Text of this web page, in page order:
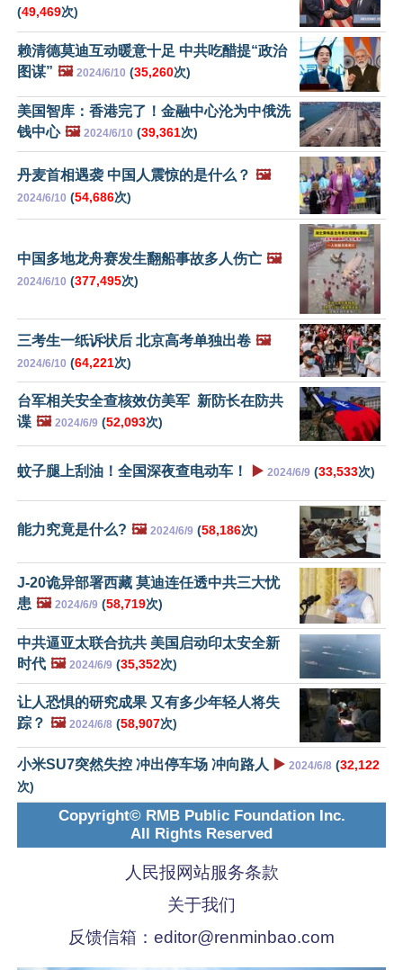
(49,469次)
赖清德莫迪互动暖意十足 中共吃醋提“政治
图谋” 🖼️ 2024/6/10 (35,260次)
美国智库：香港完了！金融中心沦为中俄洗
钱中心 🖼️ 2024/6/10 (39,361次)
丹麦首相遇袭 中国人震惊的是什么？ 🖼️
2024/6/10 (54,686次)
中国多地龙舟赛发生翻船事故多人伤亡 🖼️
2024/6/10 (377,495次)
三考生一纸诉状后 北京高考单独出卷 🖼️
2024/6/10 (64,221次)
台军相关安全查核效仿美军 新防长在防共
谍 🖼️ 2024/6/9 (52,093次)
蚊子腿上刮油！全国深夜查电动车！ ▶️ 2024/6/9 (33,533次)
能力究竟是什么? 🖼️ 2024/6/9 (58,186次)
J-20诡异部署西藏 莫迪连任透中共三大忧
患 🖼️ 2024/6/9 (58,719次)
中共逼亚太联合抗共 美国启动印太安全新
时代 🖼️ 2024/6/9 (35,352次)
让人恐惧的研究成果 又有多少年轻人将失
踪？ 🖼️ 2024/6/8 (58,907次)
小米SU7突然失控 冲出停车场 冲向路人 ▶️ 2024/6/8 (32,122
次)
Copyright© RMB Public Foundation Inc.
All Rights Reserved
人民报网站服务条款
关于我们
反馈信箱： editor@renminbao.com